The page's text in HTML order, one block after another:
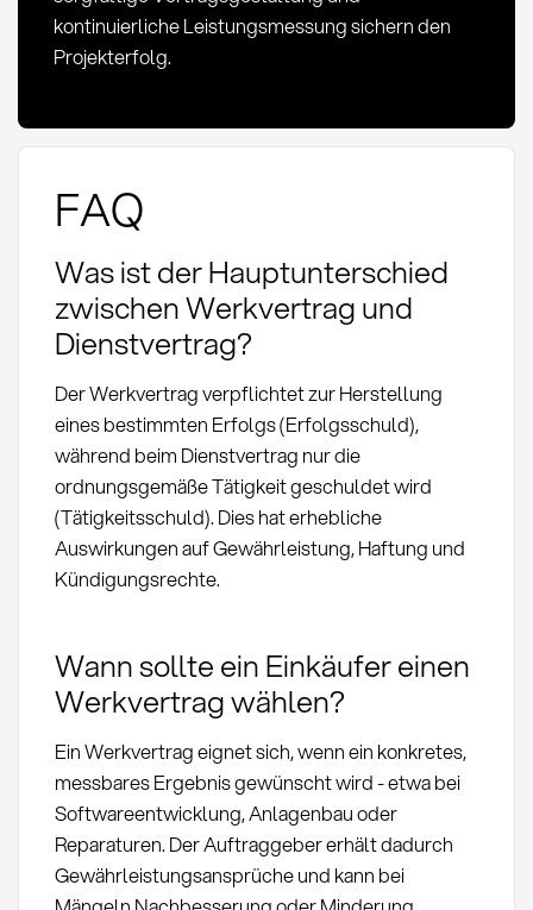
kontinuierliche Leistungsmessung sichern den
Projekterfolg.
FAQ
Was ist der Hauptunterschied
zwischen Werkvertrag und
Dienstvertrag?
Der Werkvertrag verpflichtet zur Herstellung
eines bestimmten Erfolgs (Erfolgsschuld),
während beim Dienstvertrag nur die
ordnungsgemäße Tätigkeit geschuldet wird
(Tätigkeitsschuld). Dies hat erhebliche
Auswirkungen auf Gewährleistung, Haftung und
Kündigungsrechte.
Wann sollte ein Einkäufer einen
Werkvertrag wählen?
Ein Werkvertrag eignet sich, wenn ein konkretes,
messbares Ergebnis gewünscht wird - etwa bei
Softwareentwicklung, Anlagenbau oder
Reparaturen. Der Auftraggeber erhält dadurch
Gewährleistungsansprüche und kann bei